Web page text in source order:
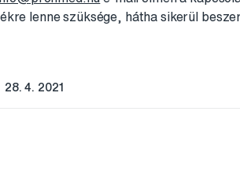
lenne szüksége, hátha sikerül
28. 4. 2021